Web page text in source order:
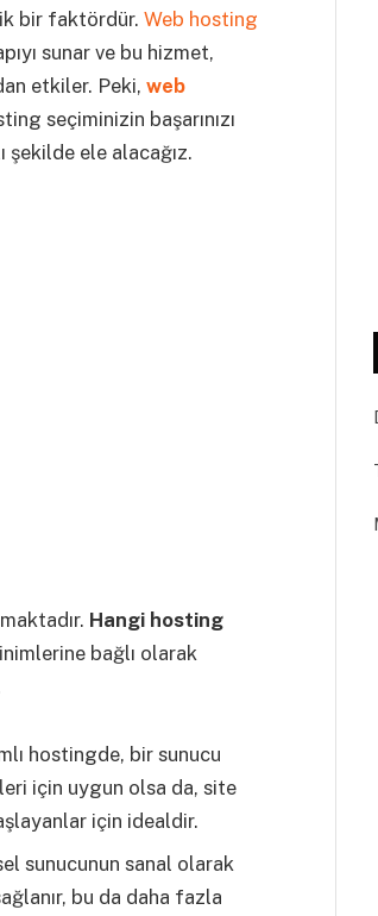
bir faktördür. Web hosting
sunar ve bu hizmet,
etkiler. Peki, web
seçiminizin başarınızı
ele alacağız.
Hangi hosting
bağlı olarak
hostingde, bir sunucu
için uygun olsa da, site
için idealdir.
sunucunun sanal olarak
bu da daha fazla